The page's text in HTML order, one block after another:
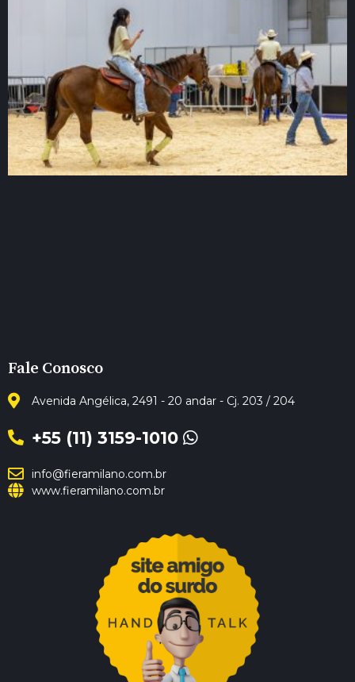
Fale Conosco
Avenida Angélica, 2491 - 20 andar - Cj. 203 / 204
+55 (11) 3159-1010
info@fieramilano.com.br
www.fieramilano.com.br